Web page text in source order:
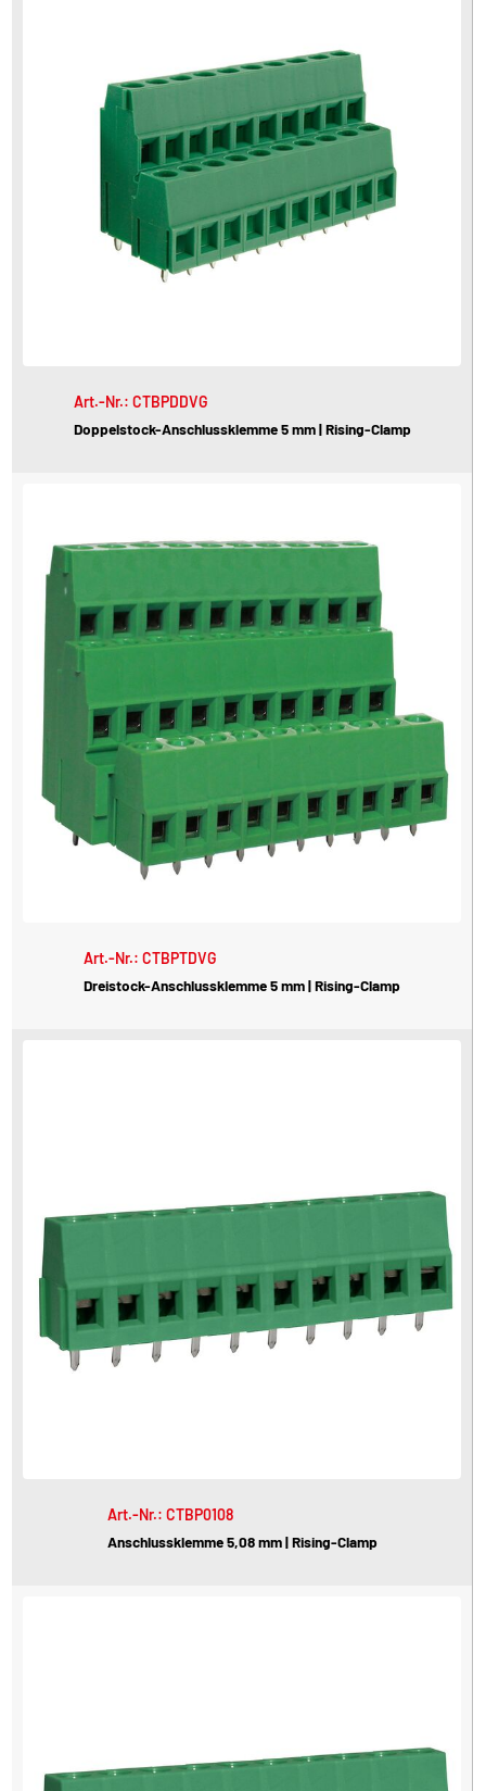
Art.-Nr.: CTBPDDVG
Doppelstock-Anschlussklemme 5 mm | Rising-Clamp
Art.-Nr.: CTBPTDVG
Dreistock-Anschlussklemme 5 mm | Rising-Clamp
Art.-Nr.: CTBP0108
Anschlussklemme 5,08 mm | Rising-Clamp